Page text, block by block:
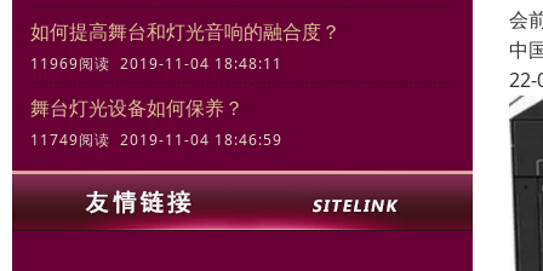
如何提高舞台和灯光音响的融合度？
11969阅读 2019-11-04 18:48:11
舞台灯光设备如何保养？
11749阅读 2019-11-04 18:46:59
会
中
22-